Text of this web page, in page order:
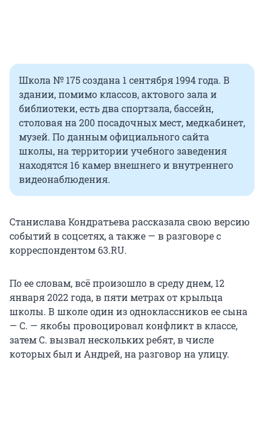
Школа № 175 создана 1 сентября 1994 года. В
здании, помимо классов, актового зала и
библиотеки, есть два спортзала, бассейн,
столовая на 200 посадочных мест, медкабинет,
музей. По данным официального сайта
школы, на территории учебного заведения
находятся 16 камер внешнего и внутреннего
видеонаблюдения.
Станислава Кондратьева рассказала свою версию
событий в соцсетях, а также — в разговоре с
корреспондентом 63.RU.
По ее словам, всё произошло в среду днем, 12
января 2022 года, в пяти метрах от крыльца
школы. В школе один из одноклассников ее сына
— С. — якобы провоцировал конфликт в классе,
затем С. вызвал нескольких ребят, в числе
которых был и Андрей, на разговор на улицу.